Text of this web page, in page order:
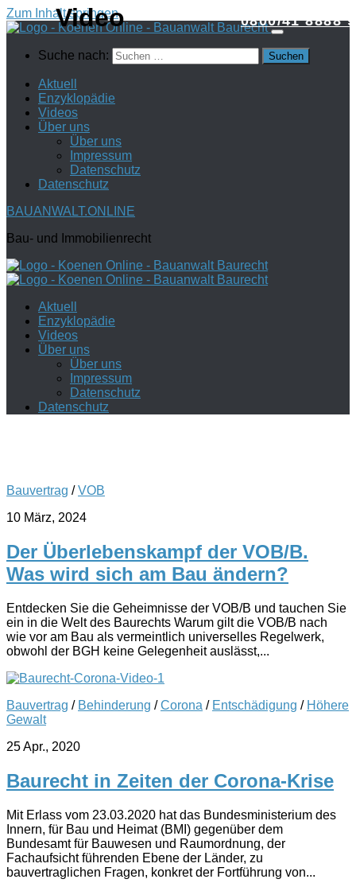
Zum Inhalt springen
Suche nach:
Aktuell
Enzyklopädie
Videos
Über uns
Über uns
Impressum
Datenschutz
Datenschutz
BAUANWALT.ONLINE
Bau- und Immobilienrecht
Aktuell
Enzyklopädie
Videos
Über uns
Über uns
Impressum
Datenschutz
Datenschutz
0800/41 8888 9
Bauvertrag /VOB
10 März, 2024
Der Überlebenskampf der VOB/B.
Was wird sich am Bau ändern?
Entdecken Sie die Geheimnisse der VOB/B und tauchen Sie
ein in die Welt des Baurechts Warum gilt die VOB/B nach
wie vor am Bau als vermeintlich universelles Regelwerk,
obwohl der BGH keine Gelegenheit auslässt,...
Bauvertrag / Behinderung /Corona / Entschädigung / Höhere
Gewalt
25 Apr., 2020
Baurecht in Zeiten der Corona-Krise
Mit Erlass vom 23.03.2020 hat das Bundesministerium des
Innern, für Bau und Heimat (BMI) gegenüber dem
Bundesamt für Bauwesen und Raumordnung, der
Fachaufsicht führenden Ebene der Länder, zu
bauvertraglichen Fragen, konkret der Fortführung von...